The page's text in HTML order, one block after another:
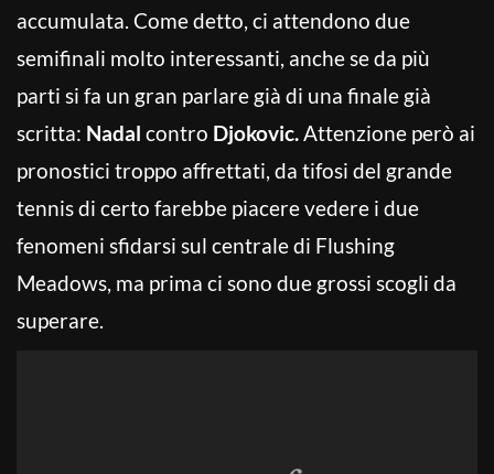
accumulata. Come detto, ci attendono due
semifinali molto interessanti, anche se da più
parti si fa un gran parlare già di una finale già
scritta: Nadal contro Djokovic.Attenzione però ai
pronostici troppo affrettati, da tifosi del grande
tennis di certo farebbe piacere vedere i due
fenomeni sfidarsi sul centrale di Flushing
Meadows, ma prima ci sono due grossi scogli da
superare.